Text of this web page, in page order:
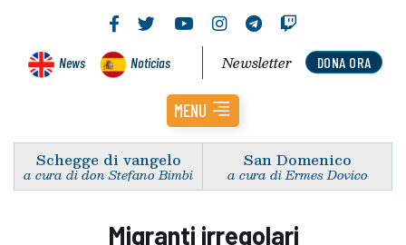
News Noticias DONA ORA
Newsletter
MENU
Schegge di vangelo
a cura di don Stefano Bimbi
San Domenico
a cura di Ermes Dovico
Migranti irregolari